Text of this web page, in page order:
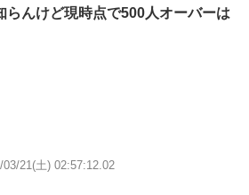
らんけど現時点で500人オーバーは
03/21(土) 02:57:12.02